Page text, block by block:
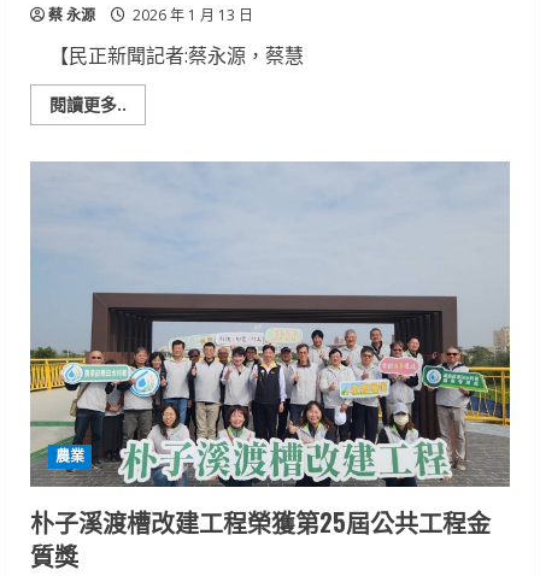
蔡 永源 2026 年 1 月 13 日
【民正新聞記者:蔡永源，蔡慧
閱讀更多..
more
產
品
競
力
農業
朴子溪渡槽改建工程榮獲第25屆公共工程金
質獎